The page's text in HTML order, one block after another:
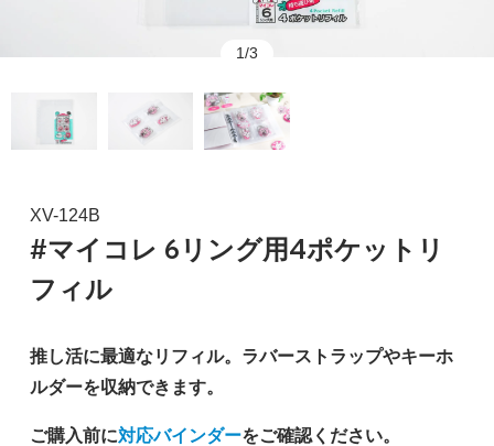
1/3
XV-124B
#マイコレ 6リング用4ポケットリ
フィル
推し活に最適なリフィル。ラバーストラップやキーホ
ルダーを収納できます。
ご購入前に対応バインダーをご確認ください。